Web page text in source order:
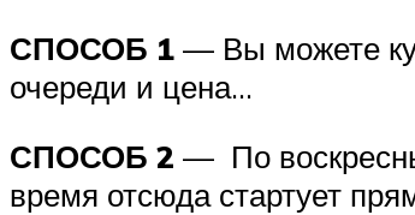
СПОСОБ 1 — Вы можете
очереди и цена…
СПОСОБ 2 — По
время отсюда стартует